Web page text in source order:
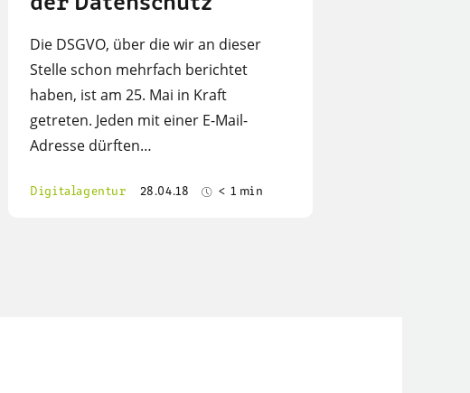
Die DSGVO, über die wir an dieser
Stelle schon mehrfach berichtet
haben, ist am 25. Mai in Kraft
getreten. Jeden mit einer E-Mail-
Adresse dürften…
Digitalagentur 28.04.18 < 1 min